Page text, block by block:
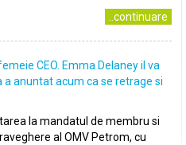
..continuare
CEO. Emma Delaney il va
anuntat acum ca se retrage si
la mandatul de membru si
al OMV Petrom, cu